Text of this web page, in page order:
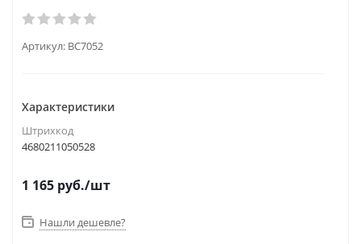
Артикул: BC7052
Характеристики
Штрихкод
4680211050528
1 165 руб./шт
Нашли дешевле?